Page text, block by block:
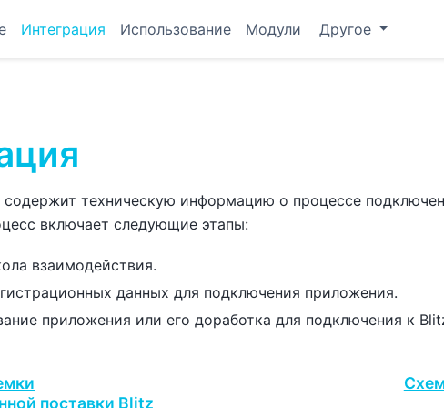
Интеграция Использование Модули Другое
техническую информацию о процессе
включает следующие этапы:
взаимодействия.
данных для подключения приложения.
приложения или его доработка для подключения к
поставки Blitz